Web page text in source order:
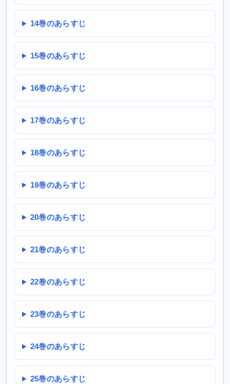
14巻のあらすじ
15巻のあらすじ
16巻のあらすじ
17巻のあらすじ
18巻のあらすじ
19巻のあらすじ
20巻のあらすじ
21巻のあらすじ
22巻のあらすじ
23巻のあらすじ
24巻のあらすじ
25巻のあらすじ